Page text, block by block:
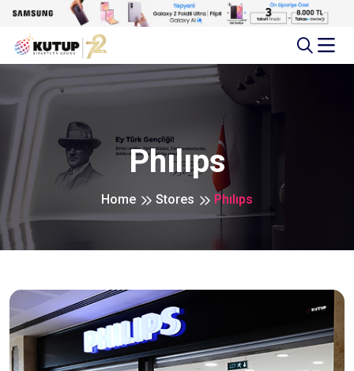
Phılıps
Home Stores Phılıps